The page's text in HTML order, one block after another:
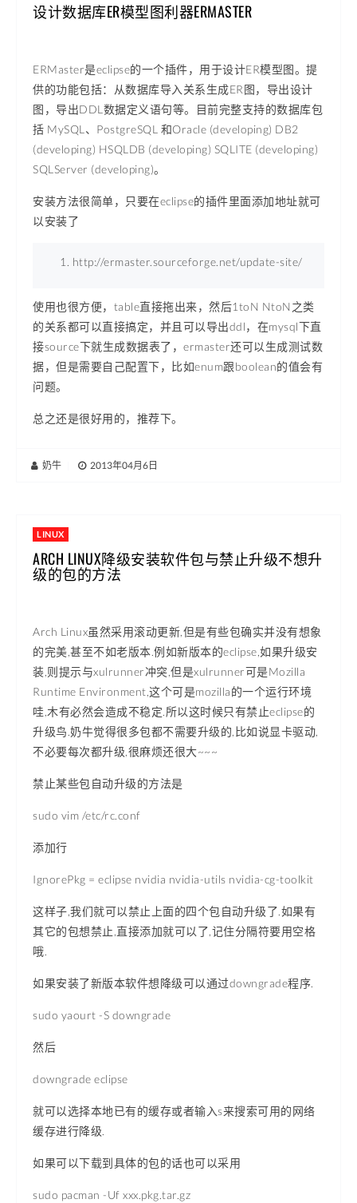
设计数据库ER模型图利器ERMASTER
ERMaster是eclipse的一个插件，用于设计ER模型图。提
供的功能包括：从数据库导入关系生成ER图，导出设计
图，导出DDL数据定义语句等。目前完整支持的数据库包
括 MySQL、PostgreSQL 和Oracle (developing) DB2
(developing) HSQLDB (developing) SQLITE (developing)
SQLServer (developing)。
安装方法很简单，只要在eclipse的插件里面添加地址就可
以安装了
http://ermaster.sourceforge.net/update-site/
使用也很方便，table直接拖出来，然后1toN NtoN之类
的关系都可以直接搞定，并且可以导出ddl，在mysql下直
接source下就生成数据表了，ermaster还可以生成测试数
据，但是需要自己配置下，比如enum跟boolean的值会有
问题。
总之还是很好用的，推荐下。
奶牛 2013年04月6日
LINUX
ARCH LINUX降级安装软件包与禁止升级不想升
级的包的方法
Arch Linux虽然采用滚动更新,但是有些包确实并没有想象
的完美,甚至不如老版本.例如新版本的eclipse,如果升级安
装,则提示与xulrunner冲突,但是xulrunner可是Mozilla
Runtime Environment,这个可是mozilla的一个运行环境
哇,木有必然会造成不稳定.所以这时候只有禁止eclipse的
升级鸟.奶牛觉得很多包都不需要升级的,比如说显卡驱动,
不必要每次都升级,很麻烦还很大~~~
禁止某些包自动升级的方法是
sudo vim /etc/rc.conf
添加行
IgnorePkg = eclipse nvidia nvidia-utils nvidia-cg-toolkit
这样子,我们就可以禁止上面的四个包自动升级了.如果有
其它的包想禁止,直接添加就可以了,记住分隔符要用空格
哦.
如果安装了新版本软件想降级可以通过downgrade程序.
sudo yaourt -S downgrade
然后
downgrade eclipse
就可以选择本地已有的缓存或者输入s来搜索可用的网络
缓存进行降级.
如果可以下载到具体的包的话也可以采用
sudo pacman -Uf xxx.pkg.tar.gz